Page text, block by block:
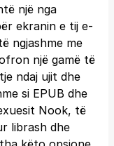
një nga
ekranin e tij e-
ngjashme me
një gamë të
ndaj ujit dhe
si EPUB dhe
Nook, të
librash dhe